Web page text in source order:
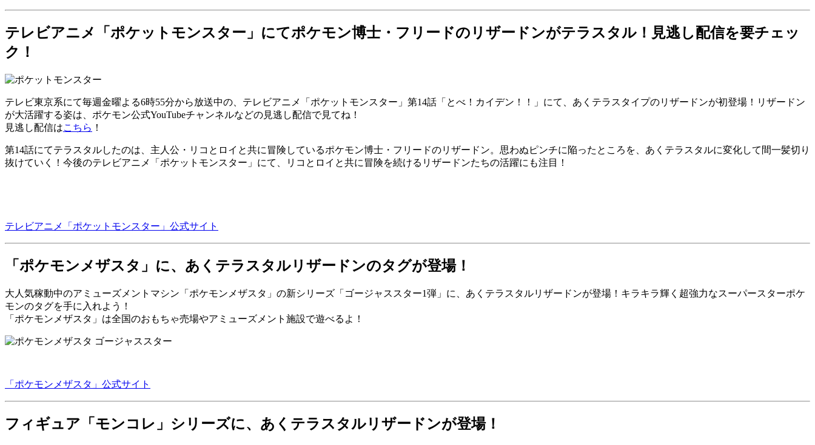
テレビアニメ「ポケットモンスター」にてポケモン博士・フリードのリザードンがテラスタル！見逃し配信を要チェッ
ク！
テレビ東京系にて毎週金曜よる6時55分から放送中の、テレビアニメ「ポケットモンスター」第14話「とべ！カイデン！！」にて、あくテラスタイプのリザードンが初登場！リザードン
が大活躍する姿は、ポケモン公式YouTubeチャンネルなどの見逃し配信で見てね！
見逃し配信はこちら ！
第14話にてテラスタルしたのは、主人公・リコとロイと共に冒険しているポケモン博士・フリードのリザードン。思わぬピンチに陥ったところを、あくテラスタルに変化して間一髪切り
抜けていく！今後のテレビアニメ「ポケットモンスター」にて、リコとロイと共に冒険を続けるリザードンたちの活躍にも注目！
テレビアニメ「ポケットモンスター」公式サイト
「ポケモンメザスタ」に、あくテラスタルリザードンのタグが登場！
大人気稼動中のアミューズメントマシン「ポケモンメザスタ」の新シリーズ「ゴージャススター1弾」に、あくテラスタルリザードンが登場！キラキラ輝く超強力なスーパースターポケ
モンのタグを手に入れよう！
「ポケモンメザスタ」は全国のおもちゃ売場やアミューズメント施設で遊べるよ！
「ポケモンメザスタ」公式サイト
フィギュア「モンコレ」シリーズに、あくテラスタルリザードンが登場！